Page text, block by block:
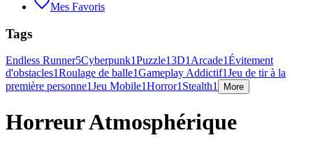
Mes Favoris
Tags
Endless Runner5Cyberpunk1Puzzle13D1Arcade1Évitement
d'obstacles1Roulage de balle1Gameplay Addictif1Jeu de tir à la
première personne1Jeu Mobile1Horror1Stealth1 More
Horreur Atmosphérique